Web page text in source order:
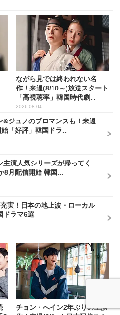
ながら見では終われない名
作！来週(8/10～)放送スタート
「高視聴率」韓国時代劇...
2026.08.04
&ジュノのブロマンスも！来週
「好評」韓国ドラ...
主演人気シリーズが帰ってく
8月配信開始 韓国...
実！日本の地上波・ローカル
ドラマ6選
チョン・へイン2年ぶりの主演